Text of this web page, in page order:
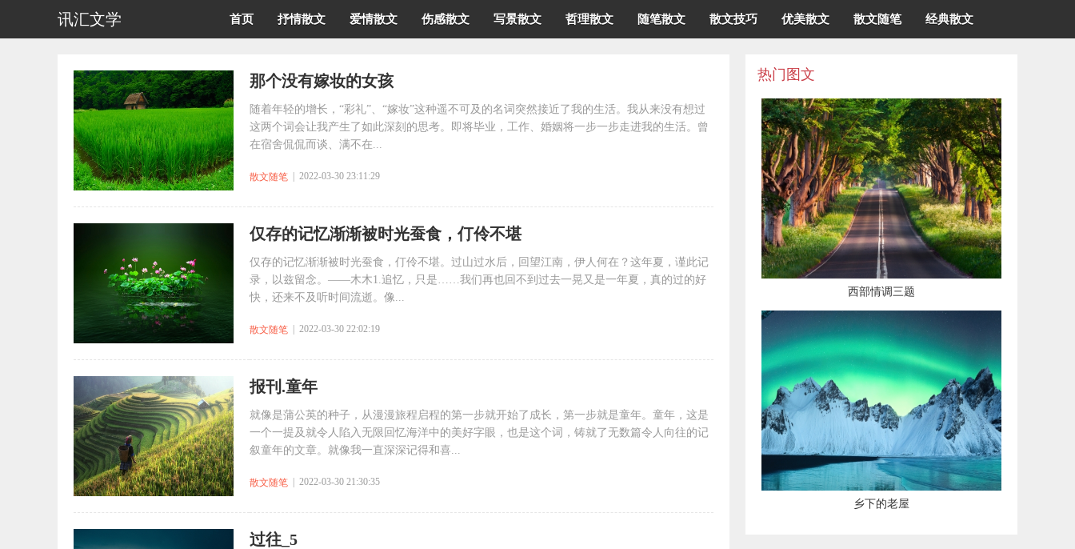
讯汇文学 首页 抒情散文 爱情散文 伤感散文 写景散文 哲理散文 随笔散文 散文技巧 优美散文 散文随笔 经典散文
那个没有嫁妆的女孩
随着年轻的增长，“彩礼”、“嫁妆”这种遥不可及的名词突然接近了我的生活。我从来没有想过
这两个词会让我产生了如此深刻的思考。即将毕业，工作、婚姻将一步一步走进我的生活。曾
在宿舍侃侃而谈、满不在...
散文随笔 | 2022-03-30 23:11:29
仅存的记忆渐渐被时光蚕食，仃伶不堪
仅存的记忆渐渐被时光蚕食，仃伶不堪。过山过水后，回望江南，伊人何在？这年夏，谨此记
录，以兹留念。——木木1.追忆，只是……我们再也回不到过去一晃又是一年夏，真的过的好
快，还来不及听时间流逝。像...
散文随笔 | 2022-03-30 22:02:19
报刊.童年
就像是蒲公英的种子，从漫漫旅程启程的第一步就开始了成长，第一步就是童年。童年，这是
一个一提及就令人陷入无限回忆海洋中的美好字眼，也是这个词，铸就了无数篇令人向往的记
叙童年的文章。就像我一直深深记得和喜...
散文随笔 | 2022-03-30 21:30:35
过往_5
热门图文
西部情调三题
乡下的老屋